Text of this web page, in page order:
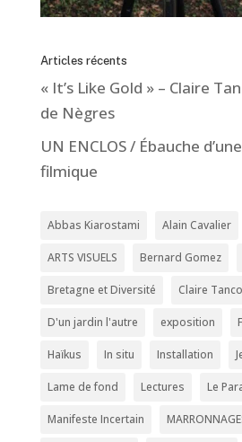
Articles récents
« It’s Like Gold » – Claire
de Nègres
UN ENCLOS / Ébauche
filmique
Abbas Kiarostami Alain Cavalier
ARTS VISUELS Bernard Gomez
Bretagne et Diversité Claire
D'un jardin l'autre exposition
Haïkus In situ Installation
Lame de fond Lectures Le
Manifeste Incertain